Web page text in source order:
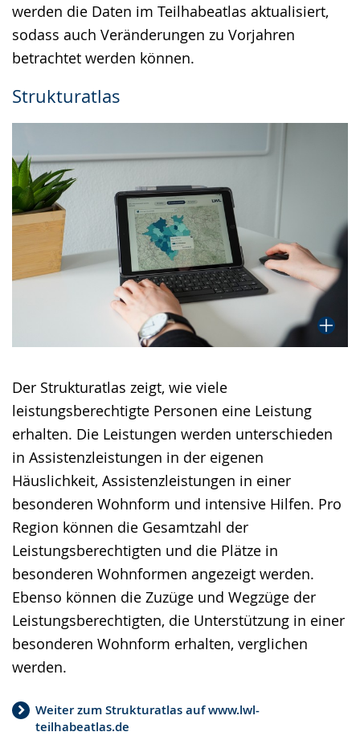
werden die Daten im Teilhabeatlas aktualisiert,
sodass auch Veränderungen zu Vorjahren
betrachtet werden können.
Strukturatlas
Der Strukturatlas zeigt, wie viele
leistungsberechtigte Personen eine Leistung
erhalten. Die Leistungen werden unterschieden
in Assistenzleistungen in der eigenen
Häuslichkeit, Assistenzleistungen in einer
besonderen Wohnform und intensive Hilfen. Pro
Region können die Gesamtzahl der
Leistungsberechtigten und die Plätze in
besonderen Wohnformen angezeigt werden.
Ebenso können die Zuzüge und Wegzüge der
Leistungsberechtigten, die Unterstützung in einer
besonderen Wohnform erhalten, verglichen
werden.
Weiter zum Strukturatlas auf www.lwl-
teilhabeatlas.de